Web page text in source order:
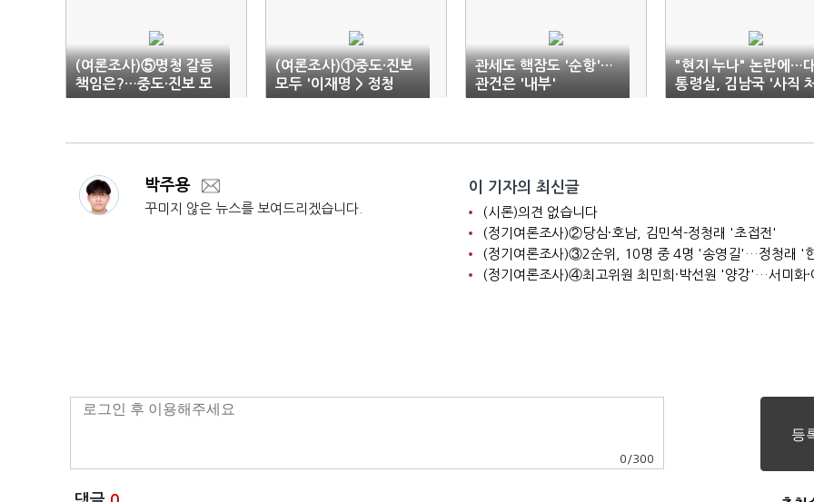
(여론조사)⑤명청 갈등
책임은?…중도·진보 모
두 "정청래"
(여론조사)①중도·진보
모두 '이재명 > 정청
래'(종합)
관세도 핵잠도 '순항'…
관건은 '내부'
"현지 누나" 논란에…
통령실, 김남국 '사직 처
리'
박주용
꾸미지 않은 뉴스를 보여드리겠습니다.
이 기자의 최신글
(시론)의견 없습니다
(정기여론조사)②당심·호남, 김민석-정청래 '초접전'
0 /300